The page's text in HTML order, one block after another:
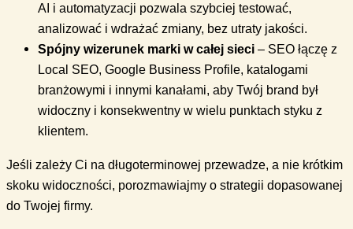
AI i automatyzacji pozwala szybciej testować,
analizować i wdrażać zmiany, bez utraty jakości.
Spójny wizerunek marki w całej sieci – SEO łączę z
Local SEO, Google Business Profile, katalogami
branżowymi i innymi kanałami, aby Twój brand był
widoczny i konsekwentny w wielu punktach styku z
klientem.
Jeśli zależy Ci na długoterminowej przewadze, a nie krótkim
skoku widoczności, porozmawiajmy o strategii dopasowanej
do Twojej firmy.